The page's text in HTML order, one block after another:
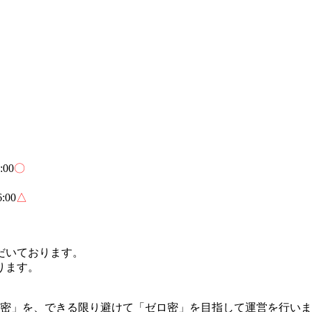
〇
△
ております。
す。
を、できる限り避けて「ゼロ密」を目指して運営を行い